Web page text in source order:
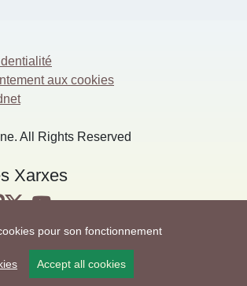
pour son fonctionnement
Accept all cookies
aux cookies
All Rights Reserved
Xarxes